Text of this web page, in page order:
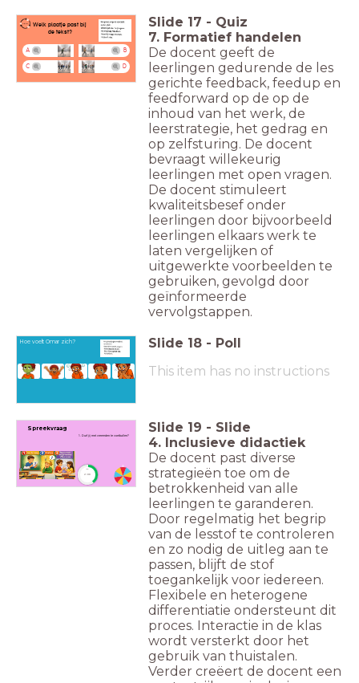
Welk plaatje past bij
de tekst?
A B
C D
Slide 17 - Quiz
7. Formatief handelen
De docent geeft de
leerlingen gedurende de les
gerichte feedback, feedup en
feedforward op de op de
inhoud van het werk, de
leerstrategie, het gedrag en
op zelfsturing. De docent
bevraagt willekeurig
leerlingen met open vragen.
De docent stimuleert
kwaliteitsbesef onder
leerlingen door bijvoorbeeld
leerlingen elkaars werk te
laten vergelijken of
uitgewerkte voorbeelden te
gebruiken, gevolgd door
geïnformeerde
vervolgstappen.
Hoe voelt Omar zich? Slide 18 - Poll
This item has no instructions
1. Durf jij met vreemden te voetballen?
Spreekvraag
2:00
Slide 19 - Slide
4. Inclusieve didactiek
De docent past diverse
strategieën toe om de
betrokkenheid van alle
leerlingen te garanderen.
Door regelmatig het begrip
van de lesstof te controleren
en zo nodig de uitleg aan te
passen, blijft de stof
toegankelijk voor iedereen.
Flexibele en heterogene
differentiatie ondersteunt dit
proces. Interactie in de klas
wordt versterkt door het
gebruik van thuistalen.
Verder creëert de docent een